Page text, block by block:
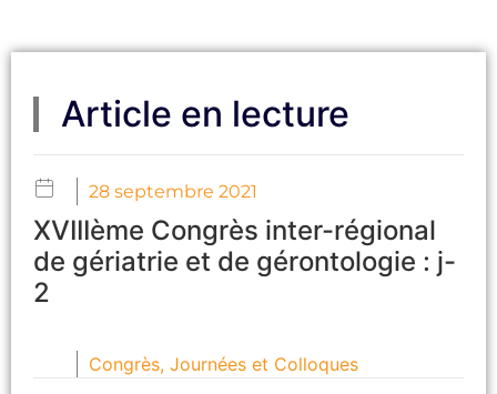
Article en lecture
28 septembre 2021
XVIIIème Congrès inter-régional
de gériatrie et de gérontologie : j-
2
Congrès, Journées et Colloques